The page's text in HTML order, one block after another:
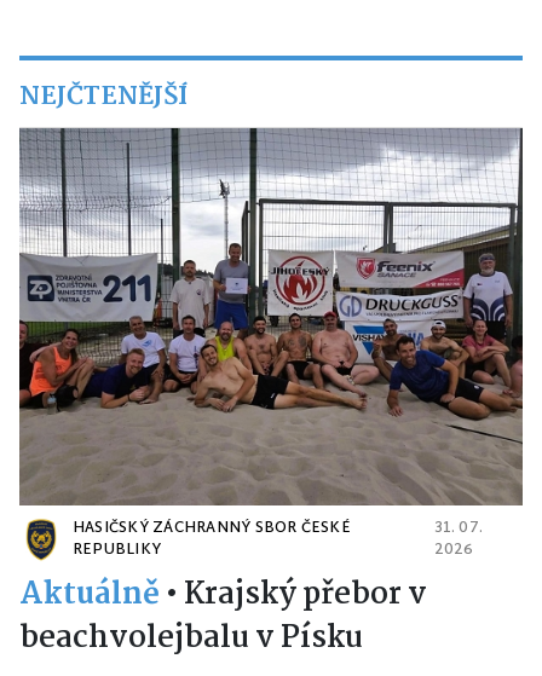
NEJČTENĚJŠÍ
HASIČSKÝ ZÁCHRANNÝ SBOR ČESKÉ
REPUBLIKY
31. 07.
2026
Aktuálně • Krajský přebor v
beachvolejbalu v Písku